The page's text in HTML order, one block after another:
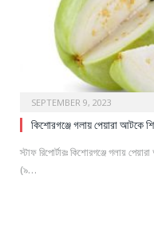
SEPTEMBER 9, 2023
কিশোরগঞ্জে গলায় পেয়ারা আটকে
স্টাফ রিপোর্টারঃ কিশোরগঞ্জে গলায়
(৯…